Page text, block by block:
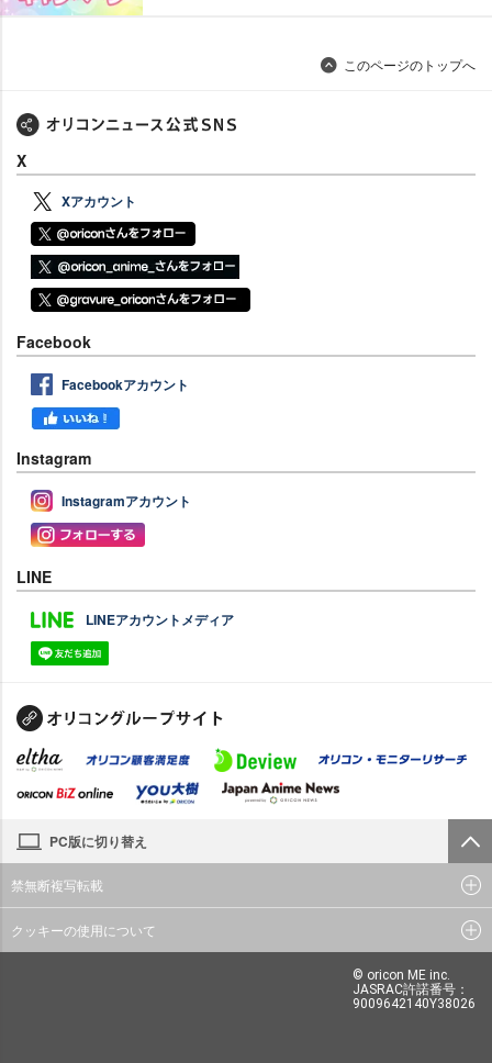
このページのトップへ
X
Xアカウント
Facebook
Facebookアカウント
Instagram
Instagramアカウント
LINE
LINEアカウントメディア
PC版に切り替え
禁無断複写転載
クッキーの使用について
© oricon ME inc.
JASRAC許諾番号：
9009642140Y38026